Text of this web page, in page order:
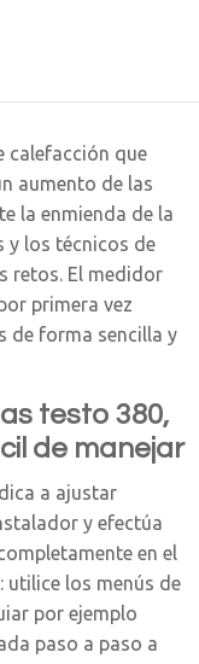
calefacción que
aumento de las
la enmienda de la
y los técnicos de
retos. El medidor
primera vez
de forma sencilla y
testo 380,
de manejar
a ajustar
y efectúa
en el
los menús de
por ejemplo
paso a paso a